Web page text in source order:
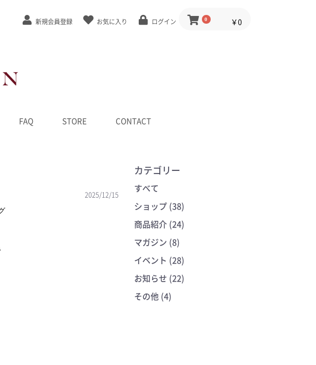
新規会員登録 お気に入り ログイン 0 ￥0
FAQ STORE CONTACT
2025/12/15
カテゴリー
すべて
ショップ (38)
商品紹介 (24)
マガジン (8)
イベント (28)
お知らせ (22)
その他 (4)